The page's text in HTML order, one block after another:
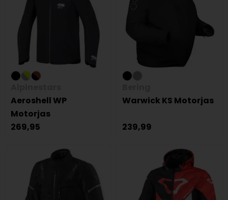
Aeroshell WP
Motorjas
269,95
Warwick KS Motorjas
239,99